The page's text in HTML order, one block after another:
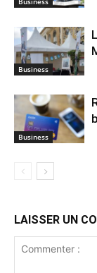
Business
Business
LAISSER UN